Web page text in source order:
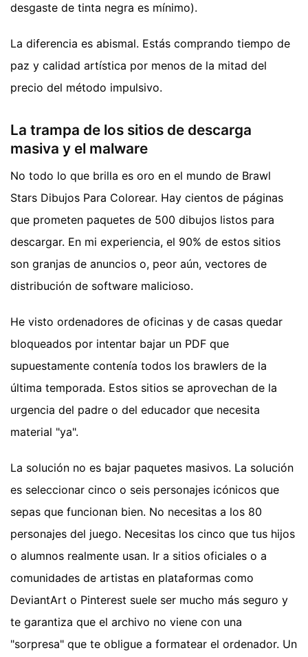
desgaste de tinta negra es mínimo).
La diferencia es abismal. Estás comprando tiempo de
paz y calidad artística por menos de la mitad del
precio del método impulsivo.
La trampa de los sitios de descarga
masiva y el malware
No todo lo que brilla es oro en el mundo de Brawl
Stars Dibujos Para Colorear. Hay cientos de páginas
que prometen paquetes de 500 dibujos listos para
descargar. En mi experiencia, el 90% de estos sitios
son granjas de anuncios o, peor aún, vectores de
distribución de software malicioso.
He visto ordenadores de oficinas y de casas quedar
bloqueados por intentar bajar un PDF que
supuestamente contenía todos los brawlers de la
última temporada. Estos sitios se aprovechan de la
urgencia del padre o del educador que necesita
material "ya".
La solución no es bajar paquetes masivos. La solución
es seleccionar cinco o seis personajes icónicos que
sepas que funcionan bien. No necesitas a los 80
personajes del juego. Necesitas los cinco que tus hijos
o alumnos realmente usan. Ir a sitios oficiales o a
comunidades de artistas en plataformas como
DeviantArt o Pinterest suele ser mucho más seguro y
te garantiza que el archivo no viene con una
"sorpresa" que te obligue a formatear el ordenador. Un